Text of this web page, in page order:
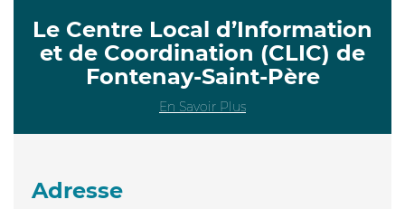
Le Centre Local d’Information
et de Coordination (CLIC) de
Fontenay-Saint-Père
En Savoir Plus
Adresse